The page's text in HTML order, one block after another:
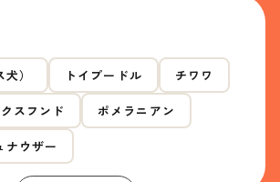
） トイプードル チワワ
スフンド ポメラニアン
ナウザー